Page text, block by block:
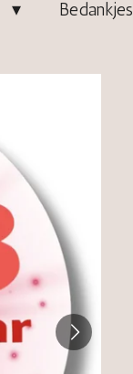
Bedankjes